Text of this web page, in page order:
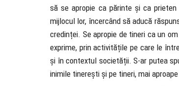
să se apropie ca părinte și ca
mijlocul lor, încercând să aducă
credinței. Se apropie de tineri ca un
exprime, prin activitățile pe care le
și în contextul societății. S-ar putea
inimile tinerești și pe tineri, mai